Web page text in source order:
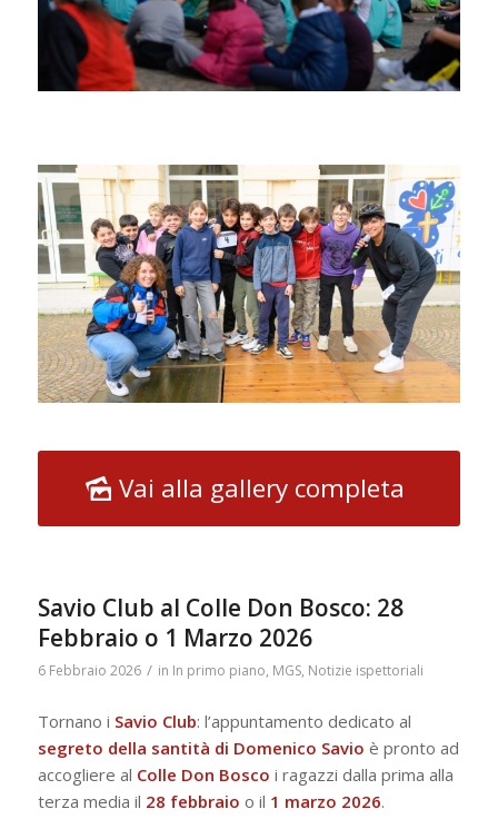
Vai alla gallery completa
Savio Club al Colle Don Bosco: 28
Febbraio o 1 Marzo 2026
6 Febbraio 2026 / in In primo piano, MGS, Notizie ispettoriali
Tornano i Savio Club: l’appuntamento dedicato al
segreto della santità di Domenico Savio è pronto ad
accogliere al Colle Don Bosco i ragazzi dalla prima alla
terza media il 28 febbraio o il 1 marzo 2026.